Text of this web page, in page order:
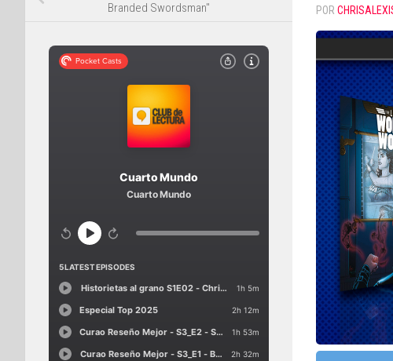
POR
Branded Swordsman"